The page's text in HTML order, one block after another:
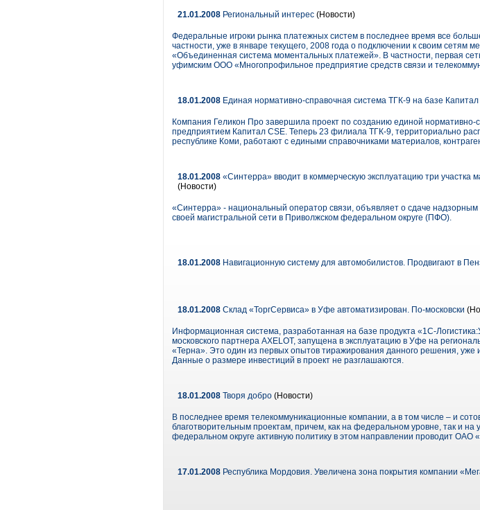
21.01.2008 Региональный интерес (Новости)
Федеральные игроки рынка платежных систем в последнее время все
частности, уже в январе текущего, 2008 года о подключении к своим сетям
«Объединенная система моментальных платежей». В частности, первая
уфимским ООО «Многопрофильное предприятие средств связи и
18.01.2008 Единая нормативно-справочная система ТГК-9 на базе
Компания Геликон Про завершила проект по созданию единой
предприятием Капитал CSE. Теперь 23 филиала ТГК-9, территориально
республике Коми, работают с едиными справочниками материалов,
18.01.2008 «Синтерра» вводит в коммерческую эксплуатацию три участка
(Новости)
«Синтерра» - национальный оператор связи, объявляет о сдаче надзорным
своей магистральной сети в Приволжском федеральном округе (ПФО).
18.01.2008 Навигационную систему для автомобилистов. Продвигают в
18.01.2008 Склад «ТоргСервиса» в Уфе автоматизирован. По-московски
Информационная система, разработанная на базе продукта «1С-
московского партнера AXELOT, запущена в эксплуатацию в Уфе на
«Терна». Это один из первых опытов тиражирования данного решения, уже
Данные о размере инвестиций в проект не разглашаются.
18.01.2008 Творя добро (Новости)
В последнее время телекоммуникационные компании, а в том числе – и
благотворительным проектам, причем, как на федеральном уровне, так и
федеральном округе активную политику в этом направлении проводит
17.01.2008 Республика Мордовия. Увеличена зона покрытия компании